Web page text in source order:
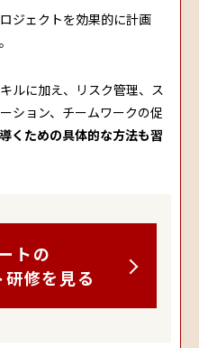
ジェクトを効果的に計画
ルに加え、リスク管理、ス
ション、チームワークの促
くための具体的な方法も習
トの
修を見る